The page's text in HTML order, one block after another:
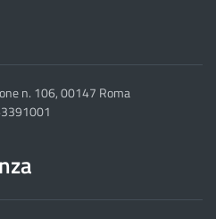
n. 106, 00147 Roma